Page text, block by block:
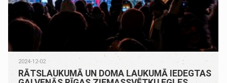
2024-12-02
RĀTSLAUKUMĀ UN DOMA LAUKUMĀ IEDEGTAS